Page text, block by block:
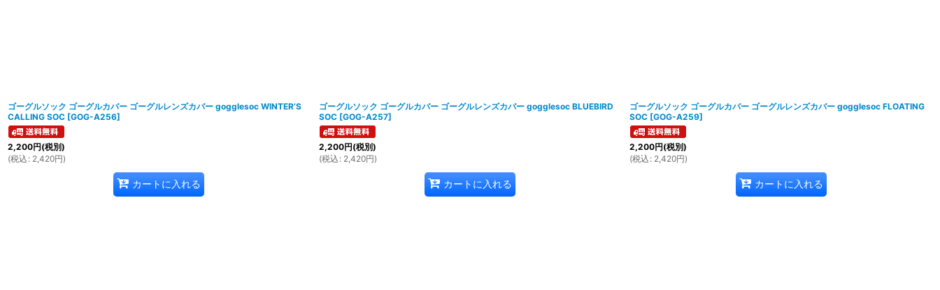
ゴーグルソック ゴーグルカバー ゴーグルレンズカバー gogglesoc WINTER’S
CALLING SOC [GOG-A256]
2,200円(税別)
(税込 : 2,420円)
カートに入れる
ゴーグルソック ゴーグルカバー ゴーグルレンズカバー gogglesoc BLUEBIRD
SOC [GOG-A257]
2,200円(税別)
(税込 : 2,420円)
カートに入れる
ゴーグルソック ゴーグルカバー ゴーグルレンズカバー gogglesoc FLOATING
SOC [GOG-A259]
2,200円(税別)
(税込 : 2,420円)
カートに入れる